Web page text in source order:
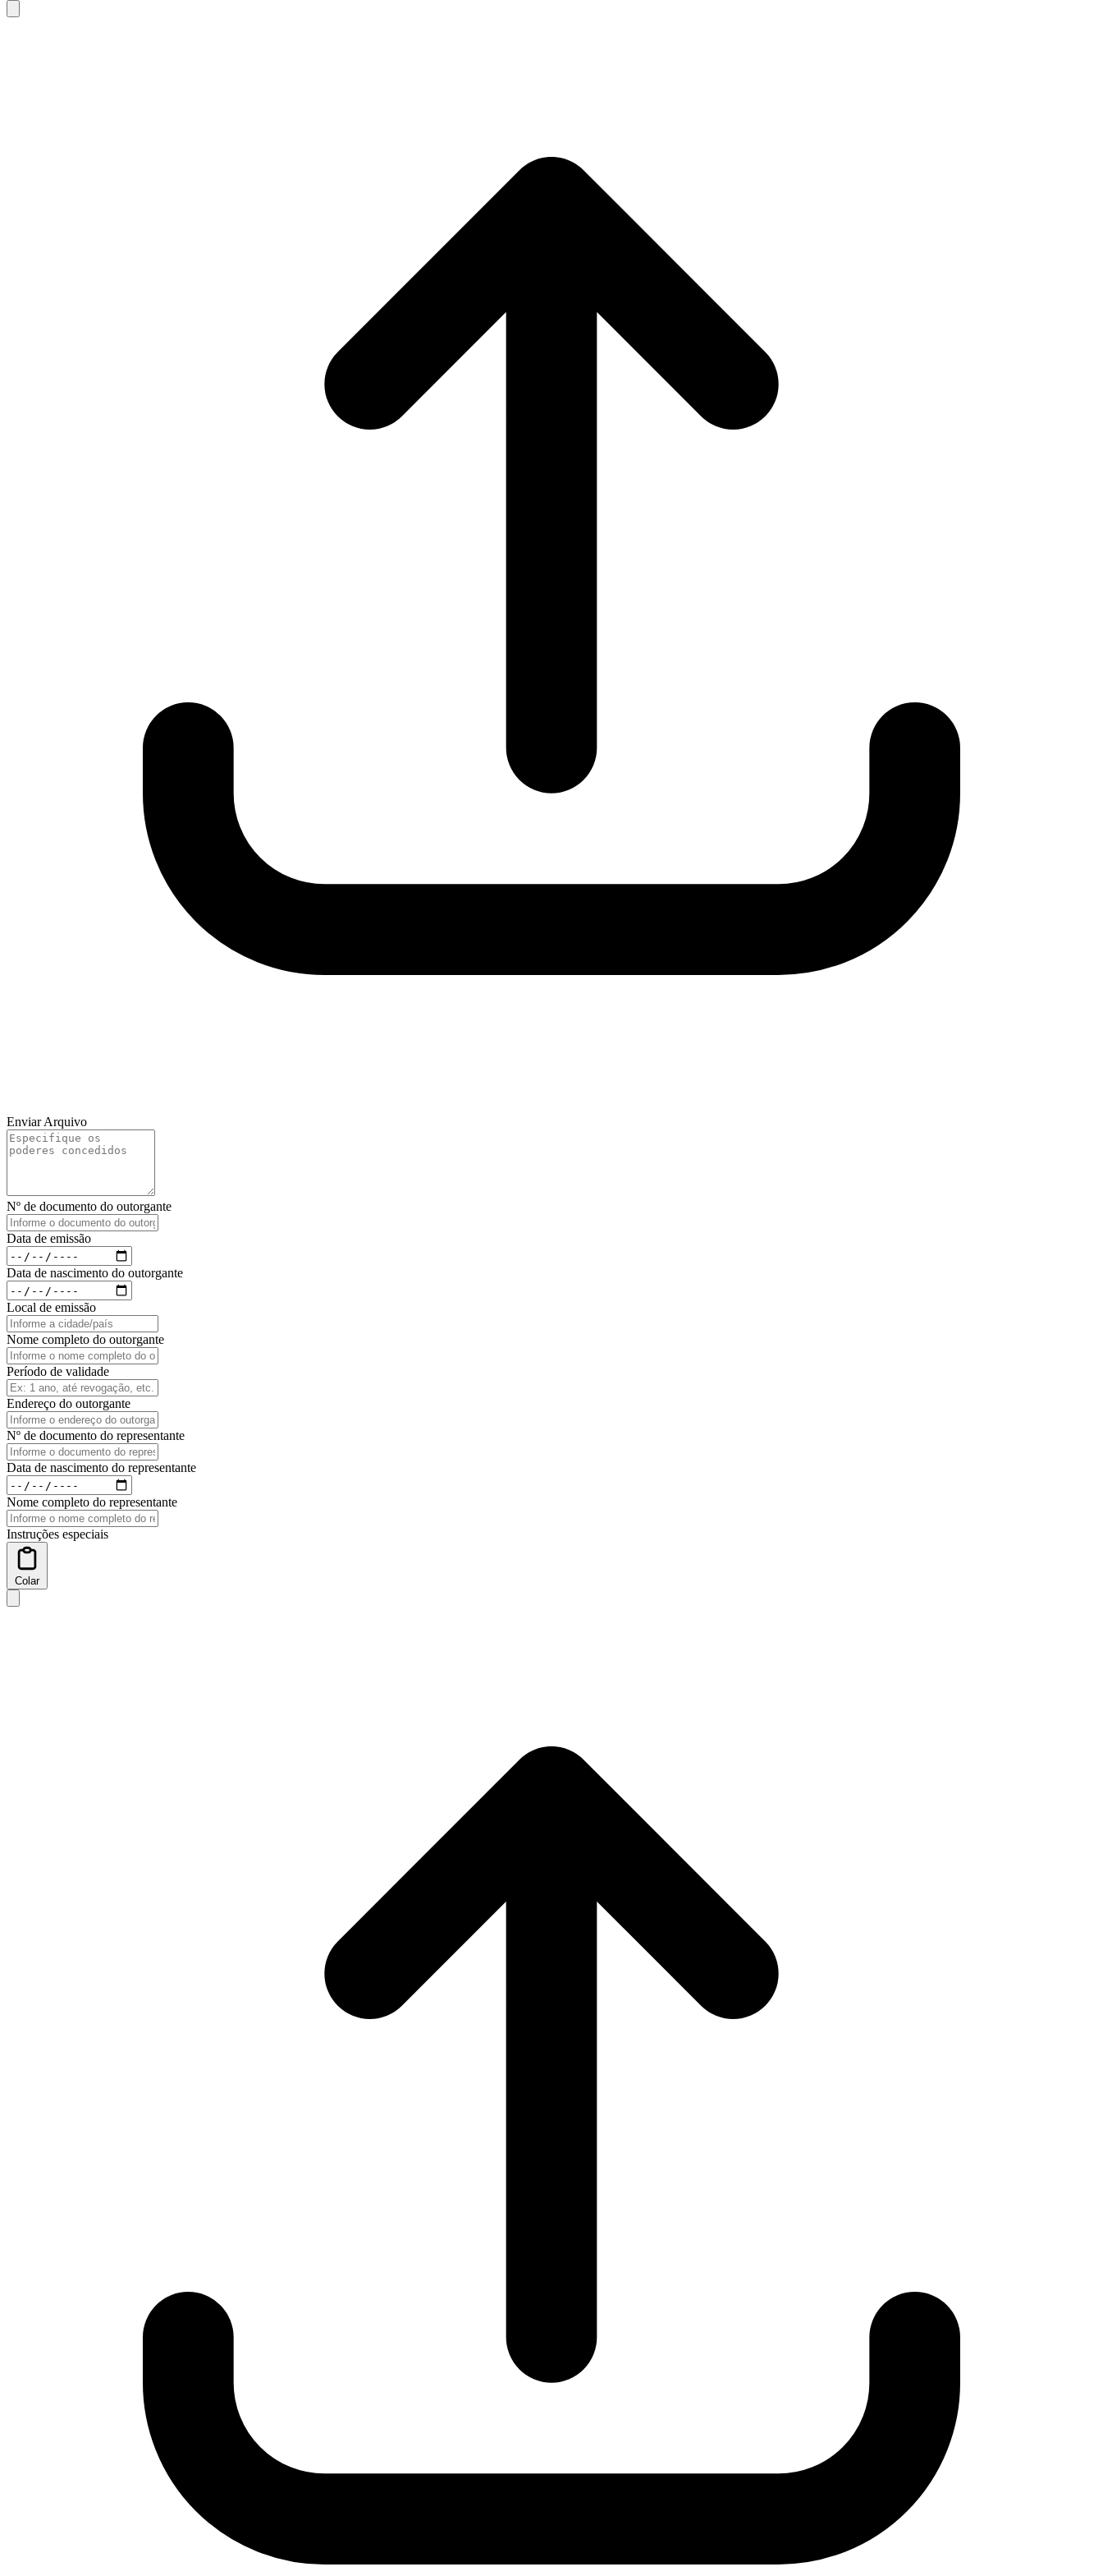
Enviar Arquivo
Nº de documento do outorgante
Data de emissão
Data de nascimento do outorgante
Local de emissão
Nome completo do outorgante
Período de validade
Endereço do outorgante
Nº de documento do representante
Data de nascimento do representante
Nome completo do representante
Instruções especiais
Colar